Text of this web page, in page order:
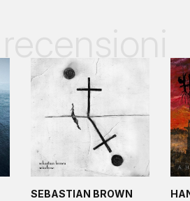
SEBASTIAN BROWN